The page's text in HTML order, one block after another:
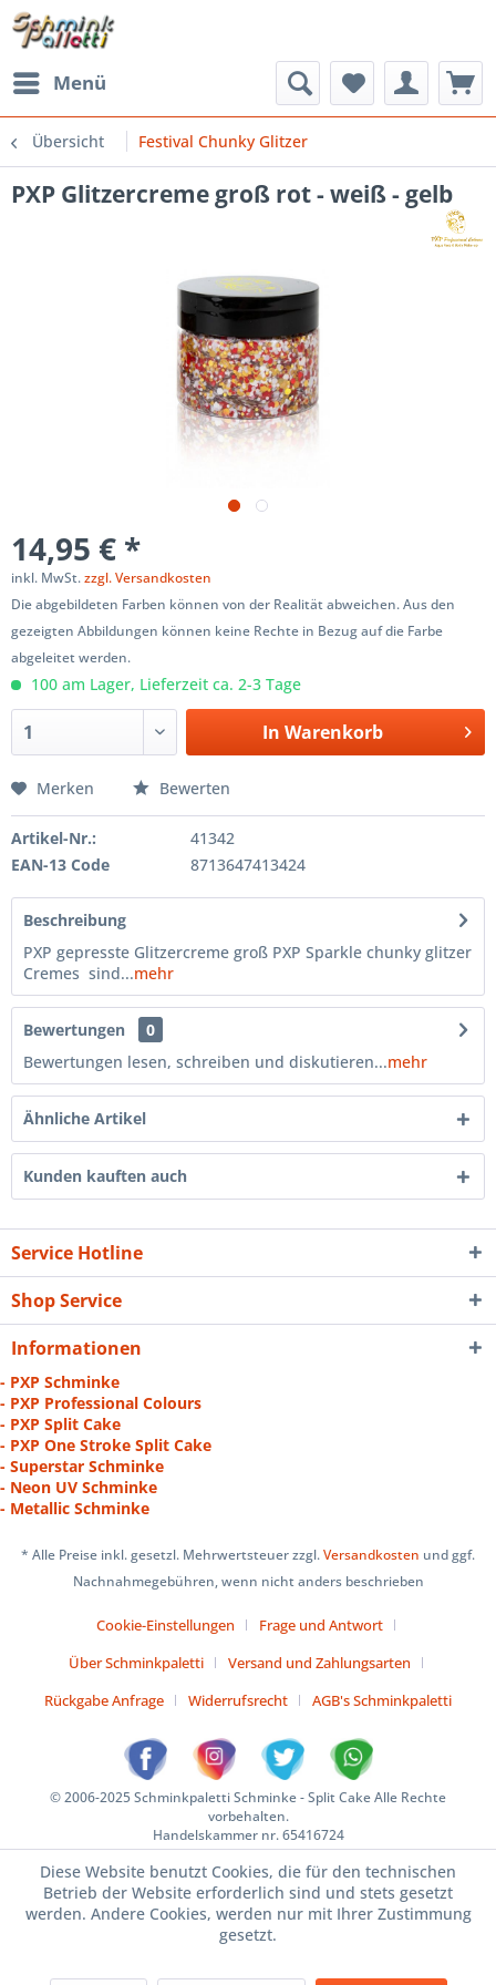
Menü
Übersicht Festival Chunky Glitzer
PXP Glitzercreme groß rot - weiß - gelb
14,95 € *
inkl. MwSt.zzgl. Versandkosten
Die abgebildeten Farben können von der Realität abweichen. Aus den
gezeigten Abbildungen können keine Rechte in Bezug auf die Farbe
abgeleitet werden.
100 am Lager, Lieferzeit ca. 2-3 Tage
In Warenkorb
Merken Bewerten
Artikel-Nr.:
41342
EAN-13 Code
8713647413424
Beschreibung
PXP gepresste Glitzercreme groß PXP Sparkle chunky glitzer
Cremes sind...mehr
Bewertungen
0
Bewertungen lesen, schreiben und diskutieren...mehr
Ähnliche Artikel
Kunden kauften auch
Service Hotline
Shop Service
Informationen
- PXP Schminke
- PXP Professional Colours
- PXP Split Cake
- PXP One Stroke Split Cake
- Superstar Schminke
- Neon UV Schminke
- Metallic Schminke
* Alle Preise inkl. gesetzl. Mehrwertsteuer zzgl.Versandkosten und ggf.
Nachnahmegebühren, wenn nicht anders beschrieben
Cookie-Einstellungen
Frage und Antwort
Über Schminkpaletti
Versand und Zahlungsarten
Rückgabe Anfrage
Widerrufsrecht AGB's Schminkpaletti
© 2006-2025 Schminkpaletti Schminke - Split Cake Alle Rechte
vorbehalten.
Handelskammer nr. 65416724
Diese Website benutzt Cookies, die für den technischen
Betrieb der Website erforderlich sind und stets gesetzt
werden. Andere Cookies, werden nur mit Ihrer Zustimmung
gesetzt.